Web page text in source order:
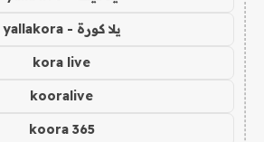
يلا كورة - yallakora
kora live
kooralive
koora 365